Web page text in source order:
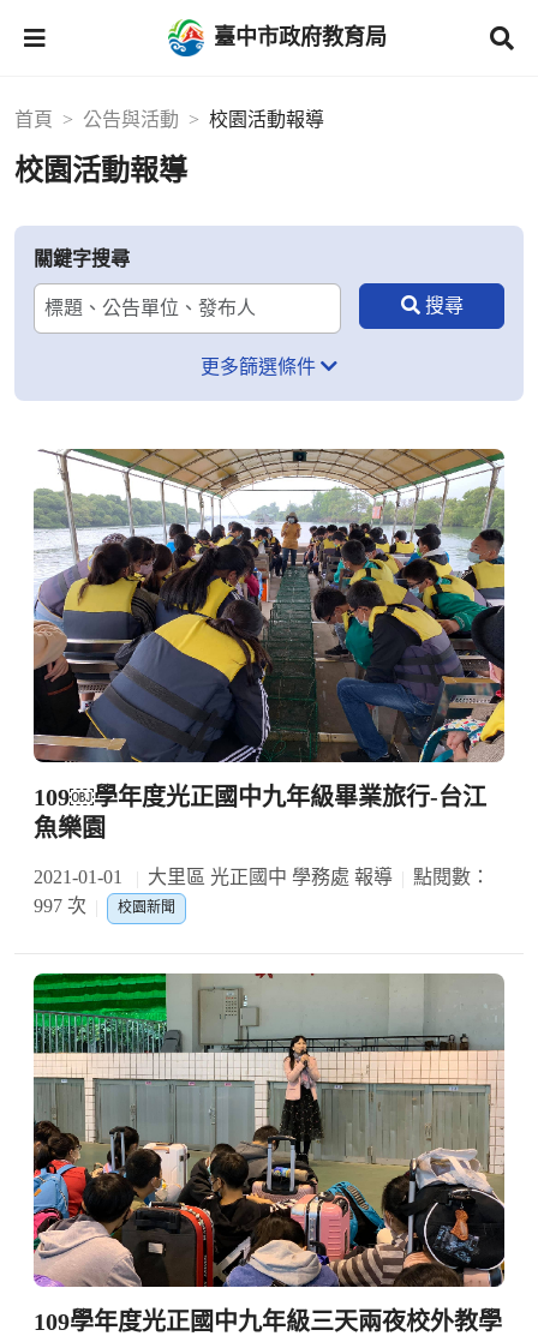
臺中市政府教育局
首頁 公告與活動 校園活動報導
校園活動報導
關鍵字搜尋
更多篩選條件
109￼學年度光正國中九年級畢業旅行-台江
魚樂園
2021-01-01 大里區 光正國中 學務處 報導
點閱數：
997 次
校園新聞
109學年度光正國中九年級三天兩夜校外教學